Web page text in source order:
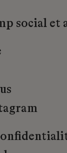
social et